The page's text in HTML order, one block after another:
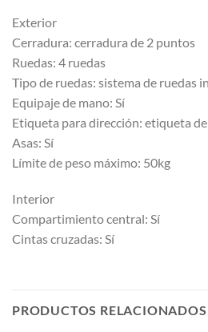
Exterior
Cerradura: cerradura de 2 puntos
Ruedas: 4 ruedas
Tipo de ruedas: sistema de ruedas
Equipaje de mano: Sí
Etiqueta para dirección: etiqueta
Asas: Sí
Límite de peso máximo: 50kg
Interior
Compartimiento central: Sí
Cintas cruzadas: Sí
PRODUCTOS RELACIONADOS